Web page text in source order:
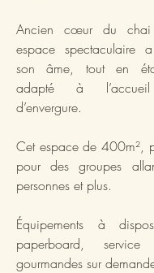
Ancien cœur du chai
espace spectaculaire
son âme, tout en
adapté à l’accueil
d’envergure.
Cet espace de 400m²,
pour des groupes
personnes et plus.
Équipements à
paperboard,
gourmandes sur